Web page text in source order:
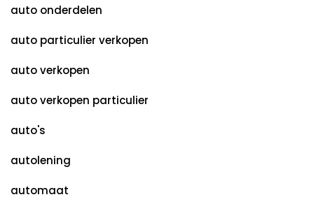
auto onderdelen
auto particulier verkopen
auto verkopen
auto verkopen particulier
auto's
autolening
automaat